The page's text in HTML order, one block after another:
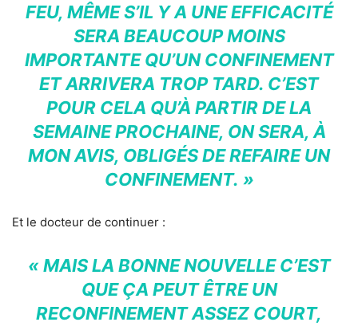
FEU, MÊME S’IL Y A UNE EFFICACITÉ
SERA BEAUCOUP MOINS
IMPORTANTE QU’UN CONFINEMENT
ET ARRIVERA TROP TARD. C’EST
POUR CELA QU’À PARTIR DE LA
SEMAINE PROCHAINE, ON SERA, À
MON AVIS, OBLIGÉS DE REFAIRE UN
CONFINEMENT. »
Et le docteur de continuer :
« MAIS LA BONNE NOUVELLE C’EST
QUE ÇA PEUT ÊTRE UN
RECONFINEMENT ASSEZ COURT,